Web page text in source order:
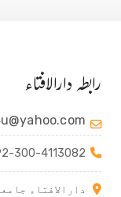
رابطہ دارالافتاء
300-4113082
دارالافتاء